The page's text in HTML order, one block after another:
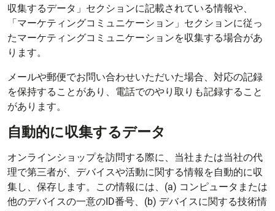
収集するデータ」セクションに記載されている情報や、
「マーケティングコミュニケーション」セクションに従っ
たマーケティングコミュニケーションを収集する場合があ
ります。
メールや郵便でお問い合わせいただいた場合、対応の記録
を保持することがあり、電話でのやり取りも記録すること
があります。
自動的に収集するデータ
オンラインショップを訪問する際に、当社または当社の代
理で第三者が、デバイスや活動に関する情報を自動的に収
集し、保存します。この情報には、(a) コンピュータまたは
他のデバイスの一意のID番号、(b) デバイスに関する技術情